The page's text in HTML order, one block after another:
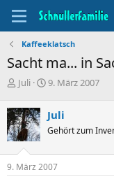
Kaffeeklatsch
Sacht ma... in
T
e
m
e
n
s
t
Juli
B
i
n
d
a
9. März 2007
Juli
Gehört zum
9. März 2007